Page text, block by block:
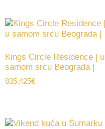
Kings Circle Residence | u
samom srcu Beograda |
835.425€